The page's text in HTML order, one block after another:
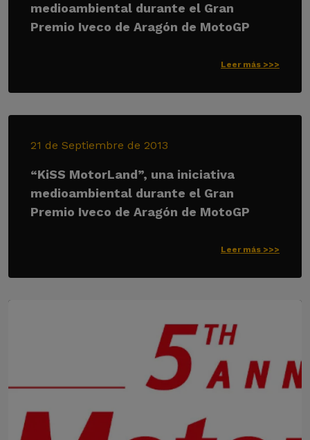
medioambiental durante el Gran
Premio Iveco de Aragón de MotoGP
Leer más >>>
21 de Septiembre de 2013
“KiSS MotorLand”, una iniciativa
medioambiental durante el Gran
Premio Iveco de Aragón de MotoGP
Leer más >>>